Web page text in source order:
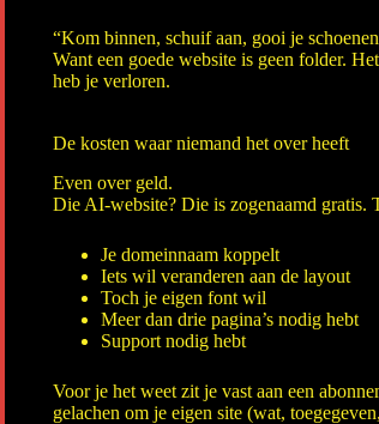
“Kom binnen, schuif aan, gooi je
Want een goede website is geen folder.
heb je verloren.
De kosten waar niemand het over heeft
Even over geld.
Die AI-website? Die is zogenaamd gratis.
Je domeinnaam koppelt
Iets wil veranderen aan de layout
Toch je eigen font wil
Meer dan drie pagina’s nodig hebt
Support nodig hebt
Voor je het weet zit je vast aan een
gelachen om je eigen site (wat,